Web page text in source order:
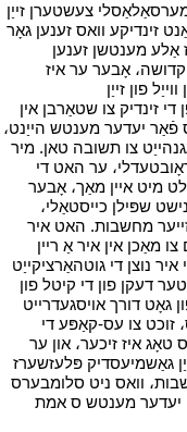
צעשטערן זייַן
זינדיקע וואס זענען גאָר
אַלע מענטשן זענען
קדושה، אָבער ער איז
פון זייַן
זינדיק צו שטאַרבן אין
פֿאַר יעדער מענטש הייַנט،
צו תשובה טאן. מיר
ער האט די
מיט איין מאַך، אָבער
שפּילן כייסטאַלי،
מחשבות. האט איר
מאַכן אין איר אַ ריין
נוצן די גוטהאַרציקייַט
דעקן פון די קיטל פון
​​גאָט דורך אויסגעדרייט
זוכט צו עס-קאַפּע די
איז זיכער، און ער
גאַשמיעסדיק פּלעזשערז
וואס ניט סלומבערס
יעדער מענטש ס אמת